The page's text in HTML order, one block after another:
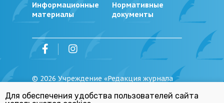
Информационные
материалы
Нормативные
документы
© 2026 Учреждение «Редакция журнала
Политика обработки персональных
Для обеспечения удобства пользователей сайта